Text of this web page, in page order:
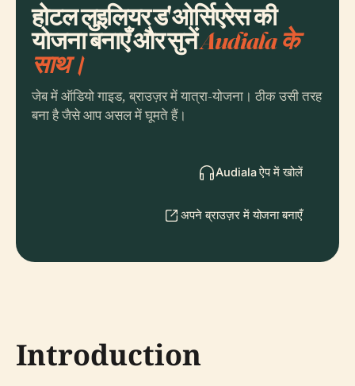
होटल लुइलियर ड'ओर्सिएरेस की
योजना बनाएँ और सुनेंAudiala के
साथ।
जेब में ऑडियो गाइड, ब्राउज़र में यात्रा-योजना। ठीक उसी तरह
बना है जैसे आप असल में घूमते हैं।
Audiala ऐप में खोलें
अपने ब्राउज़र में योजना बनाएँ
Introduction